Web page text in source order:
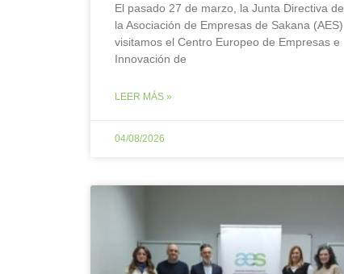
El pasado 27 de marzo, la Junta Directiva de
la Asociación de Empresas de Sakana (AES)
visitamos el Centro Europeo de Empresas e
Innovación de
LEER MÁS »
04/08/2026